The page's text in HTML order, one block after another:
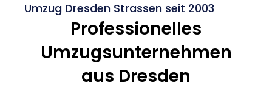
Umzug Dresden Strassen seit 2003
Professionelles
Umzugsunternehmen
aus Dresden